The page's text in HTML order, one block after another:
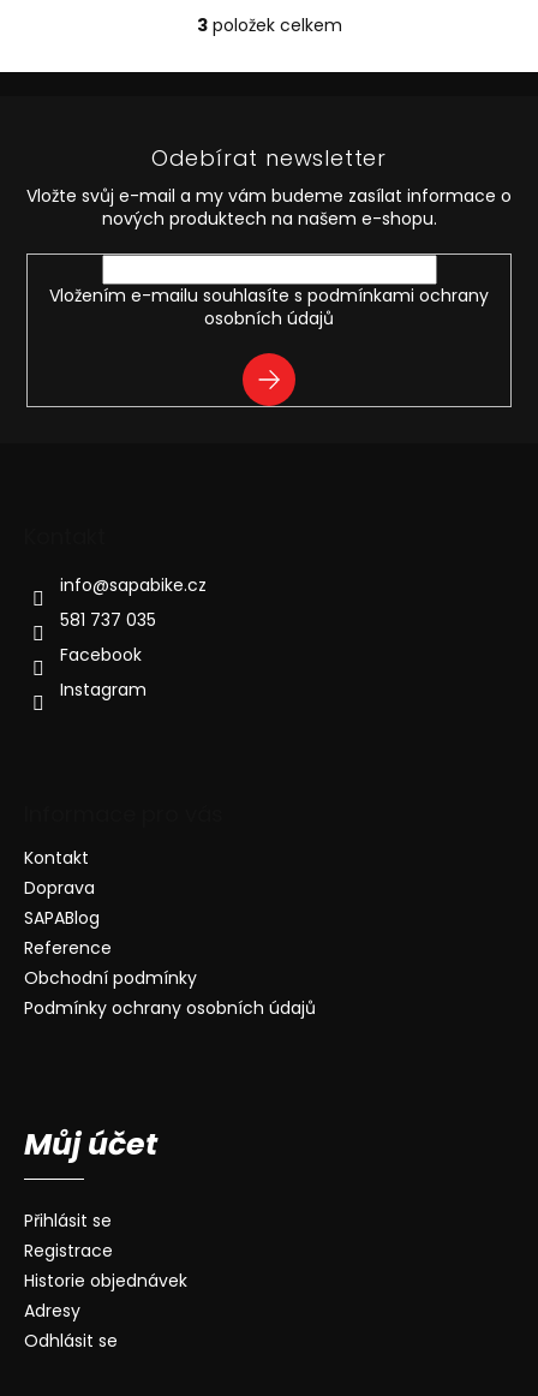
O
l
a
c
í
p
v
k
y
v
ý
p
i
3položek celkem
Odebírat newsletter
Vložte svůj e-mail a my vám budeme zasílat informace o
nových produktech na našem e-shopu.
Vložením e-mailu souhlasíte s podmínkami ochrany
osobních údajů
PŘIHLÁSIT
SE
info@sapabike.cz
581 737 035
Facebook
Instagram
Kontakt
Doprava
SAPABlog
Reference
Obchodní podmínky
Podmínky ochrany osobních údajů
Můj účet
Přihlásit se
Registrace
Historie objednávek
Adresy
Odhlásit se